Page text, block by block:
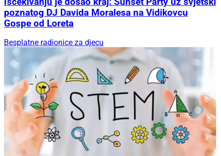
poznatog DJ Davida Moralesa na Vidikovcu
Gospe od Loreta
Besplatne radionice za djecu